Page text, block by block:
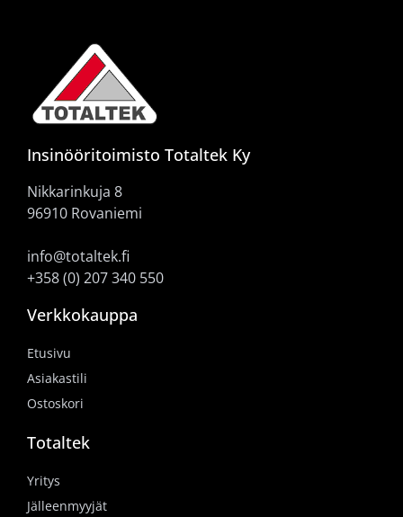
Insinööritoimisto Totaltek Ky
Nikkarinkuja 8
96910 Rovaniemi
info@totaltek.fi
+358 (0) 207 340 550
Verkkokauppa
Etusivu
Asiakastili
Ostoskori
Totaltek
Yritys
Jälleenmyyjät